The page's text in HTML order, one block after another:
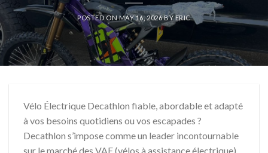
POSTED ONMAY 16, 2026BYERIC
Vélo Électrique Decathlon fiable, abordable et adapté
à vos besoins quotidiens ou vos escapades ?
Decathlon s’impose comme un leader incontournable
sur le marché des VAE (vélos à assistance électrique)